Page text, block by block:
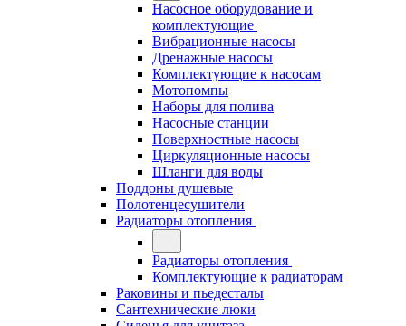
Насосное оборудование и
комплектующие
Вибрационные насосы
Дренажные насосы
Комплектующие к насосам
Мотопомпы
Наборы для полива
Насосные станции
Поверхностные насосы
Циркуляционные насосы
Шланги для воды
Поддоны душевые
Полотенцесушители
Радиаторы отопления
Радиаторы отопления
Комплектующие к радиаторам
Раковины и пьедесталы
Сантехнические люки